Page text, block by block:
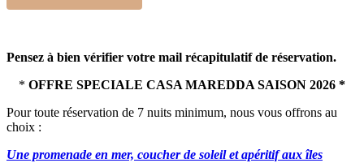
Pensez à bien vérifier votre mail récapitulatif de réservation.
* OFFRE SPECIALE CASA MAREDDA SAISON 2026 *
Pour toute réservation de 7 nuits minimum, nous vous offrons au
choix :
Une promenade en mer, coucher de soleil et apéritif aux îles